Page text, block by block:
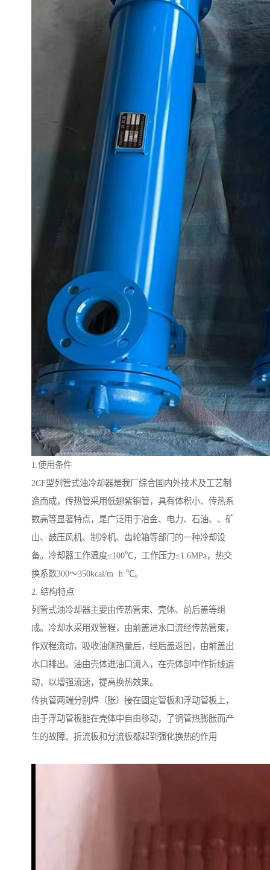
1.使用条件
2CF型列管式油冷却器是我厂综合国内外技术及工艺制
造而成，传热管采用低翅紫铜管，具有体积小、传热系
数高等显著特点，是广泛用于冶金、电力、石油、、矿
山、鼓压风机、制冷机、齿轮箱等部门的一种冷却设
备。冷却器工作温度≤100℃，工作压力≤1.6MPa，热交
换系数300～350kcal/m ·h·℃。
2. 结构特点
列管式油冷却器主要由传热管束、壳体、前后盖等组
成。冷却水采用双管程，由前盖进水口流经传热管束，
作双程流动，吸收油侧热量后，经后盖返回，由前盖出
水口排出。油由壳体进油口流入，在壳体部中作折线运
动，以增强流速，提高换热效果。
传执管两端分别焊（胀）接在固定管板和浮动管板上，
由于浮动管板能在壳体中自由移动，了铜管热膨胀而产
生的故障。折流板和分流板都起到强化换热的作用